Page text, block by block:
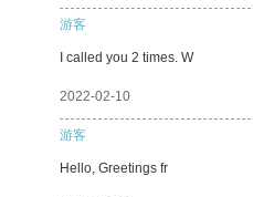
游客
I called you 2 times. W
2022-02-10
游客
Hello, Greetings fr